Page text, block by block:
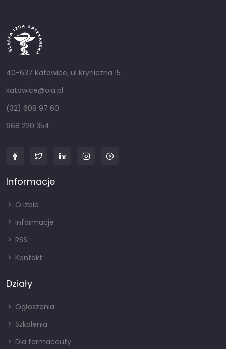
40-637 Katowice, ul Kryniczna 15
katowice@oia.pl
(32) 608 97 60
668 220 354
Informacje
O izbie
Informacje
RSS
Kontakt
Działy
Ogłoszenia
Szkolenia
Dla farmaceuty